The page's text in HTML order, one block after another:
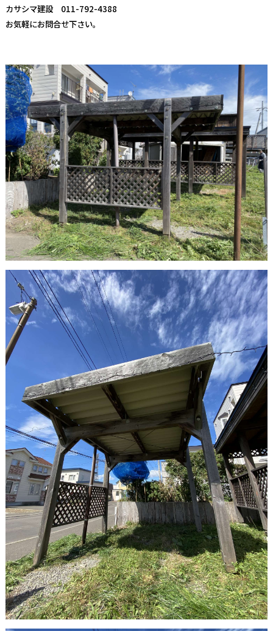
カサシマ建設 011-792-4388
お気軽にお問合せ下さい。